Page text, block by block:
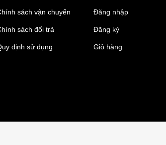
sách vận chuyển
sách đổi trả
định sử dụng
Đăng nhập
Đăng ký
Giỏ hàng